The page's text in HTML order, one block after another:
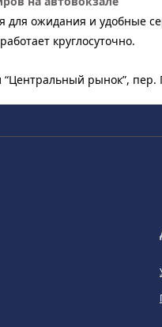
для ожидания и удобные
круглосуточно.
“Центральный рынок”,